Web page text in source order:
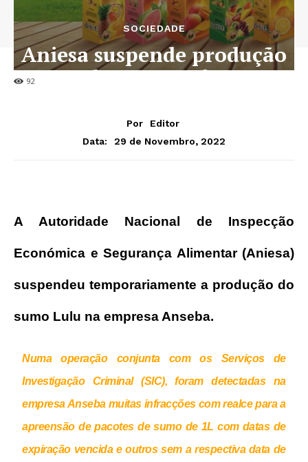
92
SOCIEDADE
Aniesa suspende produção
do sumo Lulu
Por
Editor
Data:
29 de Novembro, 2022
A Autoridade Nacional de Inspecção
Económica e Segurança Alimentar (Aniesa)
suspendeu temporariamente a produção do
sumo Lulu na empresa Anseba.
Numa operação conjunta com os Serviços de
Investigação Criminal (SIC), foram detectadas na
empresa Anseba muitas infracções com realce para a
apreensão de pacotes de sumo de 1L com datas de
expiração vencida e outros sem a respectiva data de